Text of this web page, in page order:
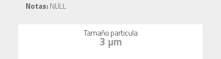
Notas: NULL
Tamaño particula
3 µm